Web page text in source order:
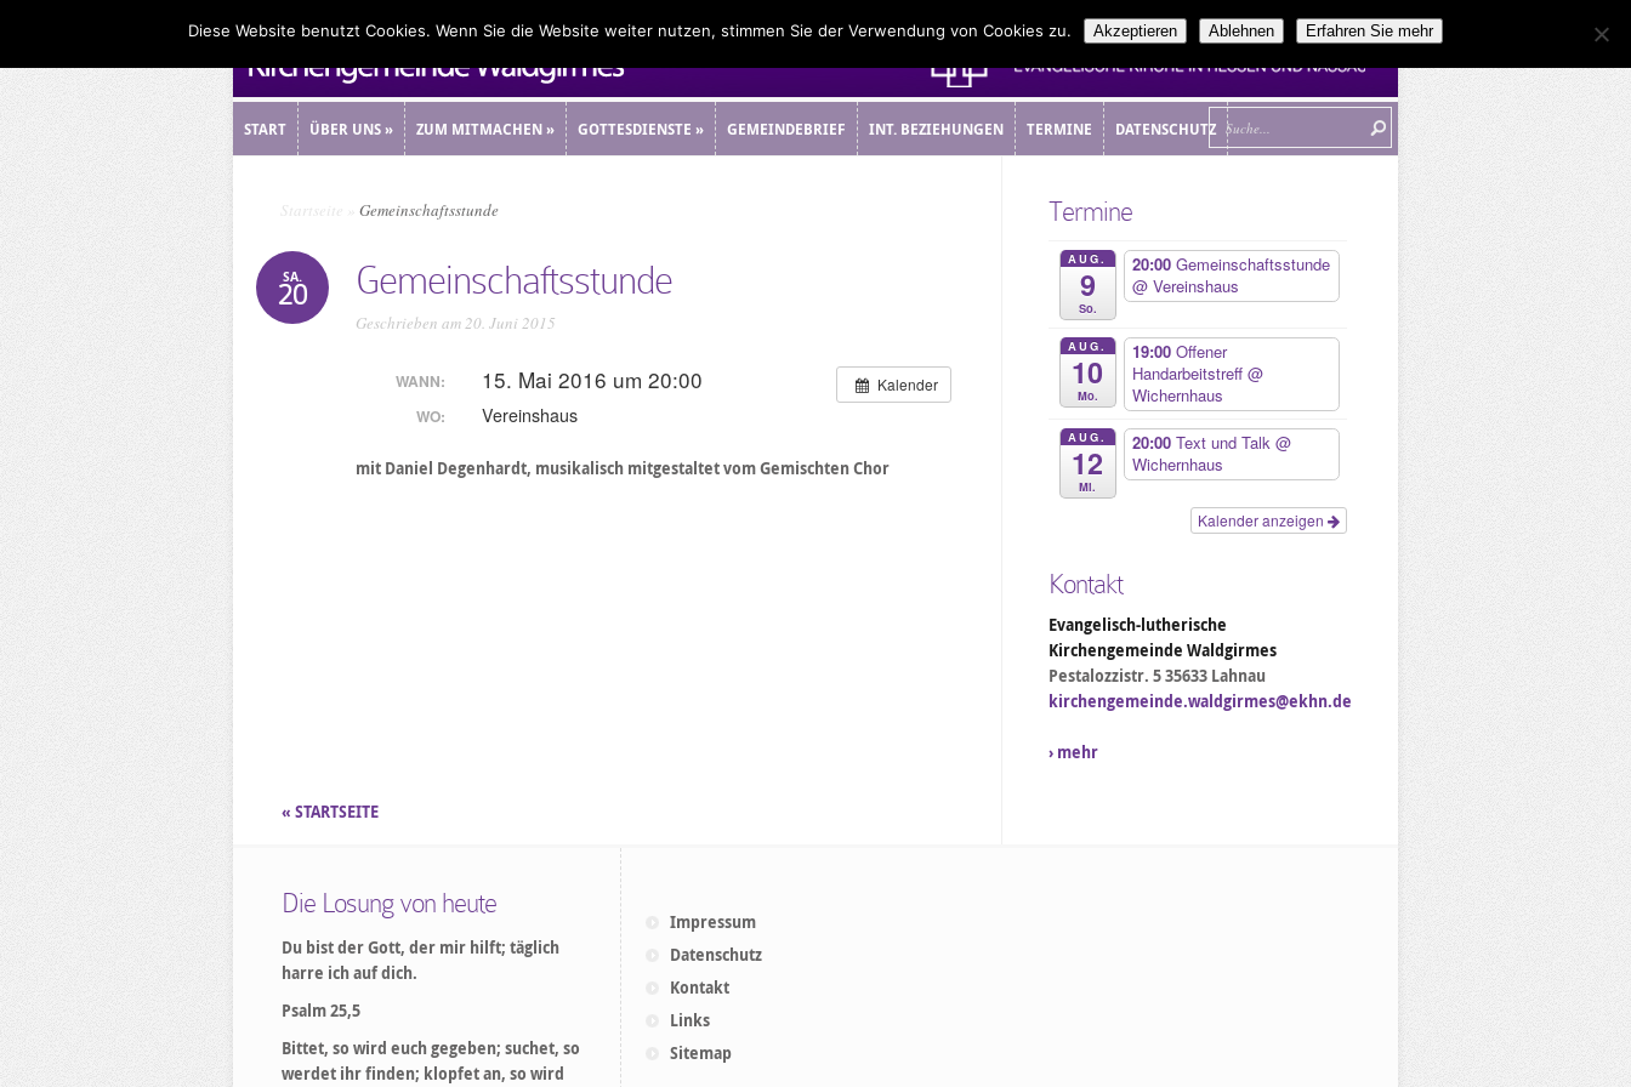
START ÜBER UNS» ZUM MITMACHEN» GOTTESDIENSTE » GEMEINDEBRIEF INT. BEZIEHUNGEN TERMINE DATENSCHUTZ
Startseite Gemeinschaftsstunde
SA.
20 Gemeinschaftsstunde
Geschrieben am 20. Juni 2015
Kalender
WANN: 15. Mai 2016 um 20:00
WO: Vereinshaus
mit Daniel Degenhardt, musikalisch mitgestaltet vom Gemischten Chor
Termine
AUG.
9
So.
20:00 Gemeinschaftsstunde
@ Vereinshaus
AUG.
10
Mo.
19:00 Offener
Handarbeitstreff @
Wichernhaus
AUG.
12
Mi.
20:00 Text und Talk @
Wichernhaus
Kalender anzeigen
Kontakt
Evangelisch-lutherische
Kirchengemeinde Waldgirmes
Pestalozzistr. 5 35633 Lahnau
kirchengemeinde.waldgirmes@ekhn.de
› mehr
« STARTSEITE
Die Losung von heute
Du bist der Gott, der mir hilft; täglich
harre ich auf dich.
Psalm 25,5
Bittet, so wird euch gegeben; suchet, so
werdet ihr finden; klopfet an, so wird
Impressum
Datenschutz
Kontakt
Links
Sitemap
Diese Website benutzt Cookies. Wenn Sie die Website weiter nutzen, stimmen Sie der Verwendung von Cookies zu. Akzeptieren Ablehnen Erfahren Sie mehr